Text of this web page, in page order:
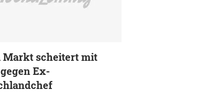
Markt scheitert mit
Ex-